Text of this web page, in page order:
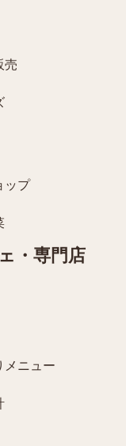
売
ップ
・専門店
メニュー